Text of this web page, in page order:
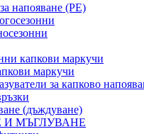
напояване (PE)
капкови маркучи
маркучи
за капково
(дъждуване)
МЪГЛУВАНЕ